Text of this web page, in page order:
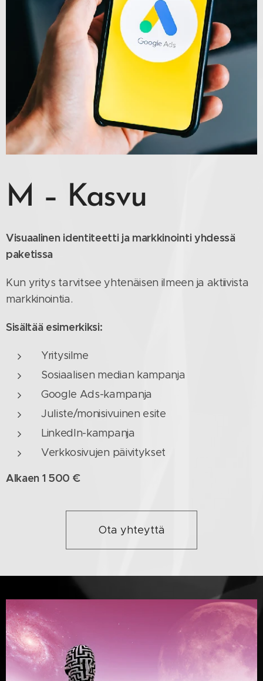
M – Kasvu
Visuaalinen identiteetti ja markkinointi yhdessä
paketissa
Kun yritys tarvitsee yhtenäisen ilmeen ja aktiivista
markkinointia.
Sisältää esimerkiksi:
Yritysilme
Sosiaalisen median kampanja
Google Ads-kampanja
Juliste/monisivuinen esite
LinkedIn-kampanja
Verkkosivujen päivitykset
Alkaen 1 500 €
Ota yhteyttä